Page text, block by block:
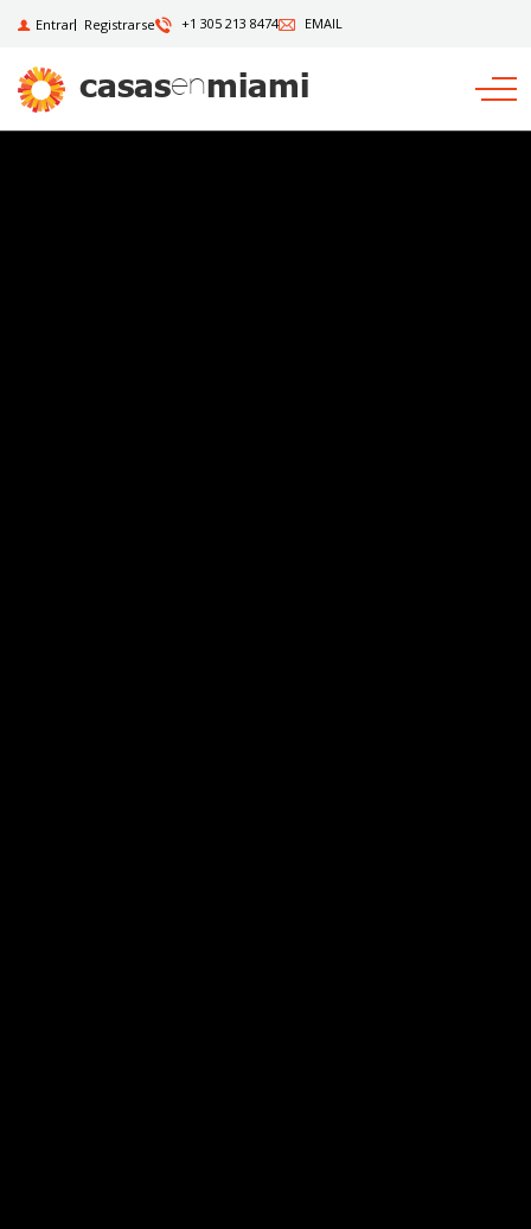
EMAIL
+1 305 213 8474
Entrar Registrarse
casasenmiami